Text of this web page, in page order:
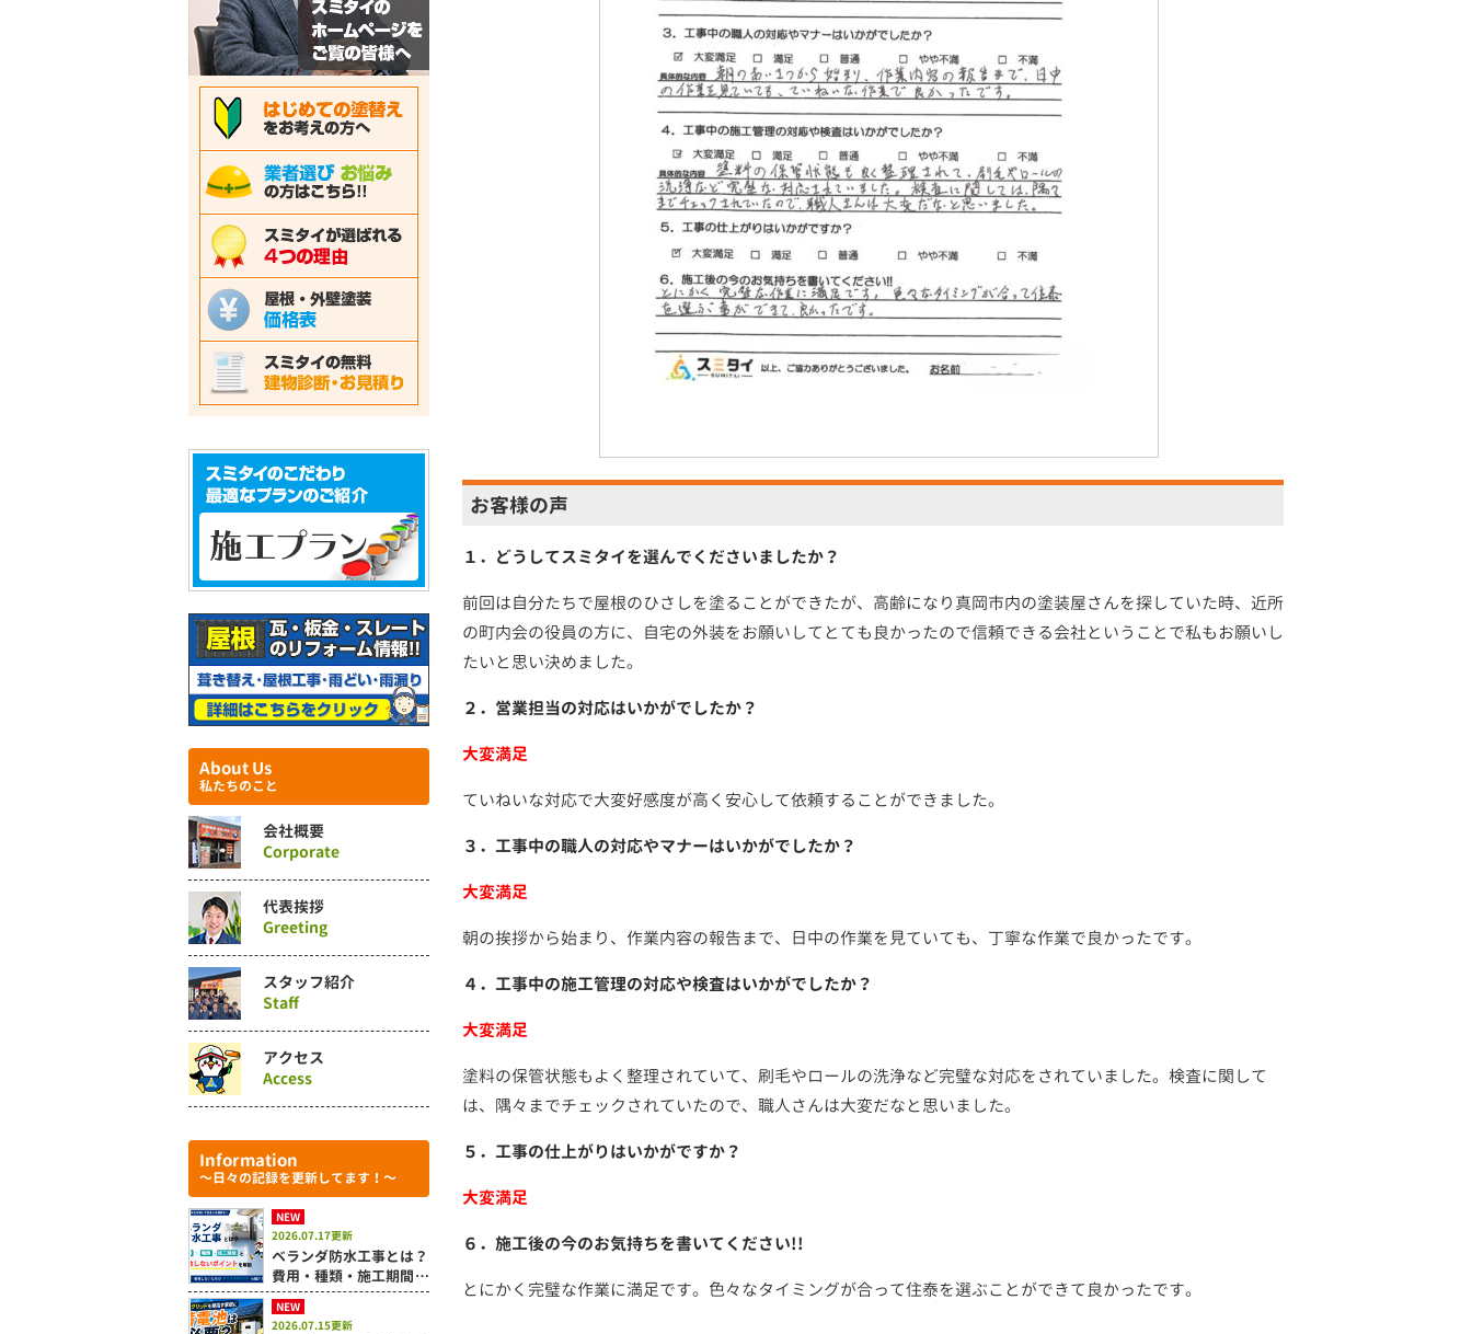
お客様の声
１．どうしてスミタイを選んでくださいましたか？
前回は自分たちで屋根のひさしを塗ることができたが、高齢になり真岡市内の塗装屋さんを探していた時、近所
の町内会の役員の方に、自宅の外装をお願いしてとても良かったので信頼できる会社ということで私もお願いし
たいと思い決めました。
２．営業担当の対応はいかがでしたか？
大変満足
ていねいな対応で大変好感度が高く安心して依頼することができました。
３．工事中の職人の対応やマナーはいかがでしたか？
大変満足
朝の挨拶から始まり、作業内容の報告まで、日中の作業を見ていても、丁寧な作業で良かったです。
４．工事中の施工管理の対応や検査はいかがでしたか？
大変満足
塗料の保管状態もよく整理されていて、刷毛やロールの洗浄など完璧な対応をされていました。検査に関して
は、隅々までチェックされていたので、職人さんは大変だなと思いました。
５．工事の仕上がりはいかがですか？
大変満足
６．施工後の今のお気持ちを書いてください!!
とにかく完璧な作業に満足です。色々なタイミングが合って住泰を選ぶことができて良かったです。
About Us
私たちのこと
会社概要
Corporate
代表挨拶
Greeting
スタッフ紹介
Staff
アクセス
Access
Information
～日々の記録を更新してます！～
NEW
2026.07.17更新
ベランダ防水工事とは？
費用・種類・施工期間と
失敗しないポイントを解
説
NEW
2026.07.15更新